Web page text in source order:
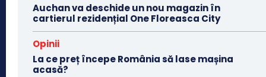
Auchan va deschide un nou magazin în
cartierul rezidențial One Floreasca City
Opinii
La ce preț începe România să lase mașina
acasă?